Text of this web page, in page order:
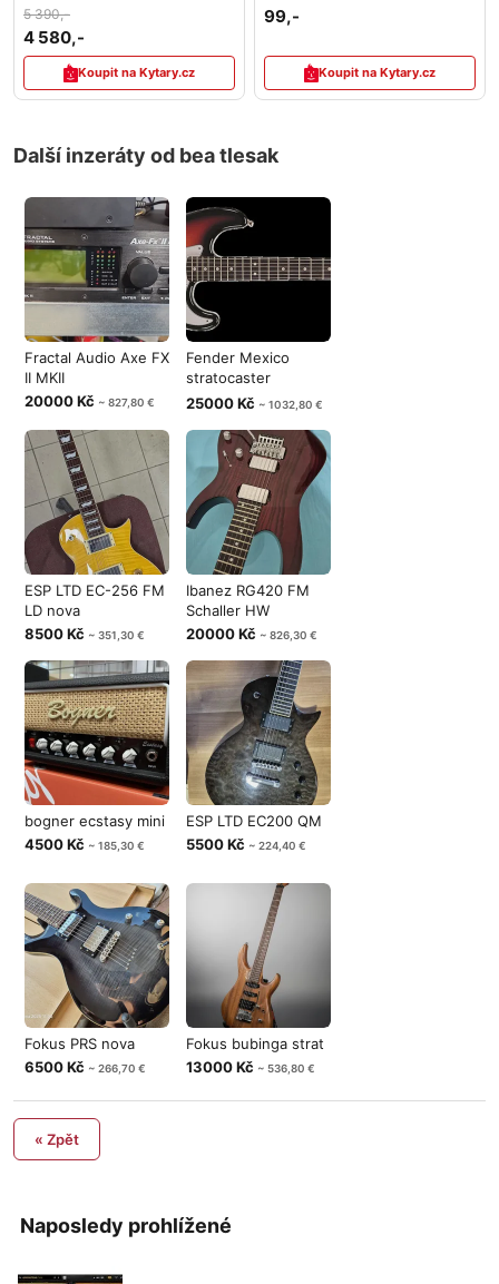
Naposledy prohlížené
5 390,-
4 580,-
Koupit na Kytary.cz
99,-
Koupit na Kytary.cz
Další inzeráty od bea tlesak
Fractal Audio Axe FX
II MKII
20000 Kč ~ 827,80 €
Fender Mexico
stratocaster
04/1994 overene
25000 Kč ~ 1032,80 €
ESP LTD EC-256 FM
LD nova
8500 Kč ~ 351,30 €
Ibanez RG420 FM
Schaller HW
20000 Kč ~ 826,30 €
bogner ecstasy mini
4500 Kč ~ 185,30 €
ESP LTD EC200 QM
5500 Kč ~ 224,40 €
Fokus PRS nova
6500 Kč ~ 266,70 €
Fokus bubinga strat
13000 Kč ~ 536,80 €
« Zpět